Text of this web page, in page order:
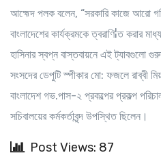
আহ্মেদ পলক বলেন, “সরকারি কাজে আরো
বাংলাদেশের কার্যক্রমকে ত্বরাণি¦ত করার
হাসিনার স্বপ্ন বাস্তবায়নে এই ট্যাবগুলো
সংসদের ডেপুটি স্পীকার মো: ফজলে রাব্বী
বাংলাদেশ গভ.পাস-২ প্রকল্পের প্রকল্প
সচিবালয়ের কর্মকর্তাবৃন্দ উপস্থিত ছিলেন।
Post Views: 87